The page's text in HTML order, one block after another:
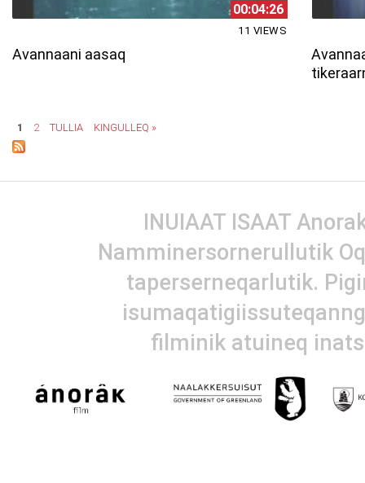
00:04:26
Avannaani aasaq
11 VIEWS
1 2 TULLIA KINGULLEQ »
INUIAAT ISAAT
Namminersornerullutik
taperserneqarlutik.
filminik atuineq